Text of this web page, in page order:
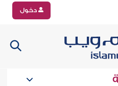
دخول